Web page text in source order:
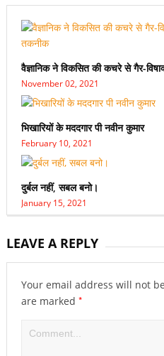
वैज्ञानिक ने विकसित की कचरे से गैर-
November 02, 2021
भिखारियों के मददगार पी नवीन कुमार
February 10, 2021
दुर्बल नहीं, सबल बनो।
January 15, 2021
LEAVE A REPLY
Your email address will not
are marked *